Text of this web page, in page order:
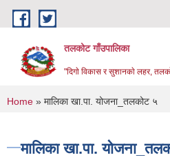
Skip to main content
तलकोट गाँउपालिका
"दिगाे विकास र सुशानकाे लहर,
You are here
Home » मालिका खा.पा. योजना_तलकोट ५
मालिका खा.पा.